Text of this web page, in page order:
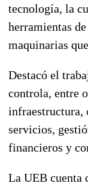
tecnología, la
herramientas
maquinarias
Destacó el
controla, entre
infraestructura,
servicios,
financieros y
La UEB cuenta